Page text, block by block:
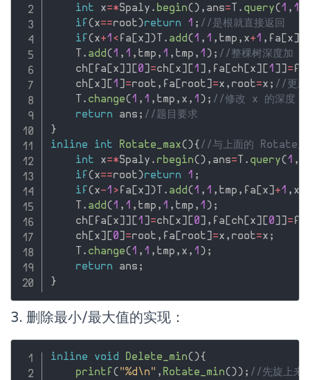
int x=*Spaly . begin() , ans= T . query(1 , 1
if (x==root)return 1 ; //是根就直接返回
if (x+1 < fa [x] ) T . add(1 , 1 , tmp , x+1 , fa [x]
    T
. add(1 , 1 , tmp , 1 , tmp , 1 ) ; //整棵树深度加 1
    ch
[ fa [x] ] [0] =ch [x] [1 ] , fa [ch [x] [1 ] ] = fa
    ch
[x] [1 ] =root , fa [root] =x , root=x ; //更
    T
. change(1 , 1 , tmp , x , 1 ) ; //修改 x 的深度，
return ans ; //题目要求
}
inline
int Rotate_max(){ //与上面的
int x=*Spaly . rbegin() , ans= T . query(1 ,
if (x==root)return 1 ;
if (x-1 > fa [x] ) T . add(1 , 1 , tmp , fa [x] +1 , x
    T
. add(1 , 1 , tmp , 1 , tmp , 1 ) ;
    ch
[ fa [x] ] [1 ] =ch [x] [0] , fa [ch [x] [0] ] = fa
    ch
[x] [0] =root , fa [root] =x , root=x ;
    T
. change(1 , 1 , tmp , x , 1 ) ;
return ans ;
}
3. 删除最小/最大值的实现：
inline void Delete_min( ){
printf ( "%d\n" , Rotate_min( ) ) ; //先旋上来